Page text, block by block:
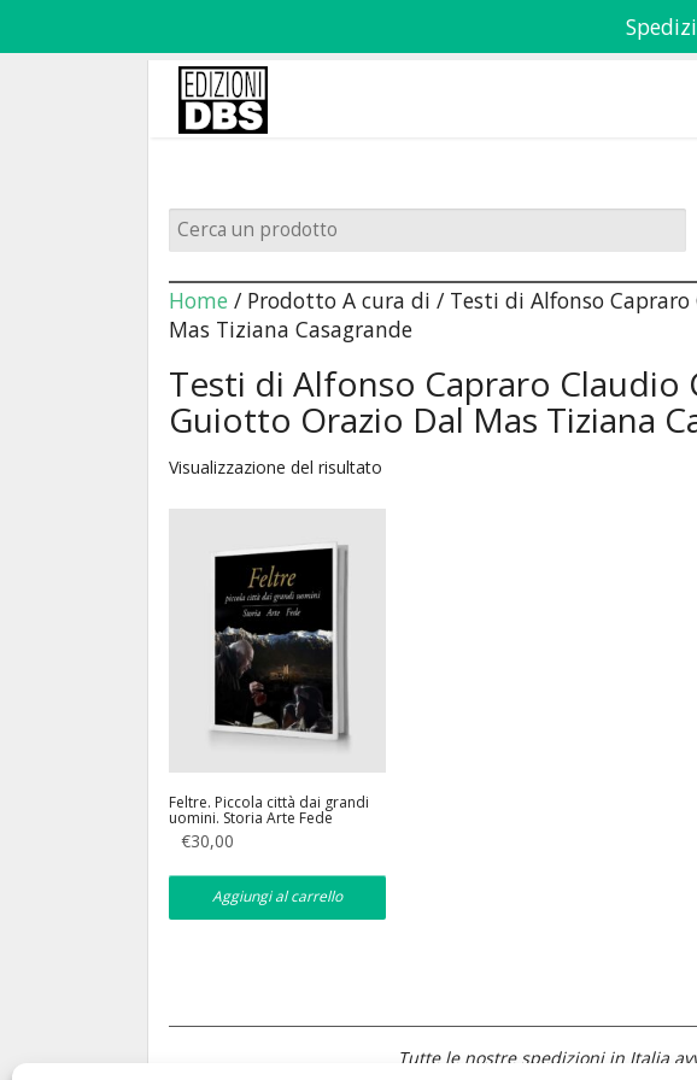
Home/ Prodotto A cura di / Testi di Alfonso
Mas Tiziana Casagrande
Testi di Alfonso Capraro
Guiotto Orazio Dal Mas Tiziana
Visualizzazione del risultato
Feltre. Piccola città dai grandi
uomini. Storia Arte Fede
€30,00
Aggiungi al carrello
Tutte le nostre spedizioni in Italia